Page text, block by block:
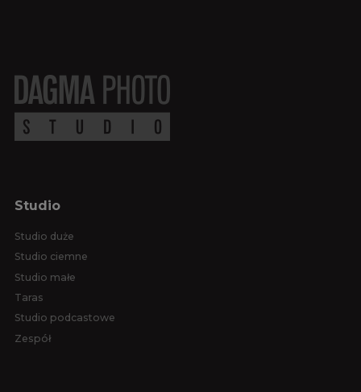
Studio
Studio duże
Studio ciemne
Studio małe
Taras
Studio podcastowe
Zespół